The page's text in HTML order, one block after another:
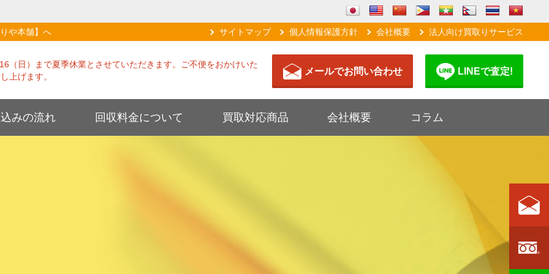
や本舗】へ サイトマップ 個人情報保護方針 会社概要 法人向け買取りサービス
（日）まで夏季休業とさせていただきます。ご不便をおかけいた
上げます。
メールでお問い合わせ LINEで査定!
みの流れ 回収料金について 買取対応商品 会社概要 コラム